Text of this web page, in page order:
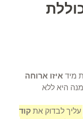
מידאיזו ארוחה
היא ללא
עליך לבדוק אתקוד